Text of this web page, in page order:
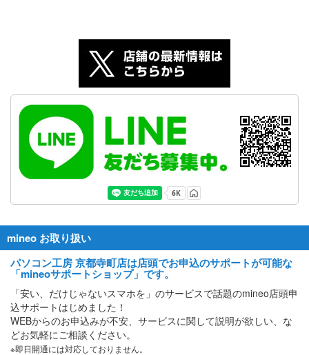
mineo お取り扱い
パソコン工房 京都寺町店は店頭でお申込のサポートが可能な
「mineoサポートショップ」です。
「安い、だけじゃないスマホを」のサービスで話題のmineo店頭申
込サポートはじめました！
WEBからのお申込みが不安、サービスに関して説明が欲しい、な
どお気軽にご相談ください。
※即日開通には対応しておりません。